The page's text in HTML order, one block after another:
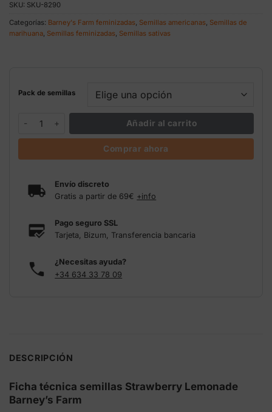
desde
9,75 €
hasta
63,75 €
SKU: SKU-8290
Categorías: Barney's Farm feminizadas, Semillas americanas, Semillas de
marihuana, Semillas feminizadas, Semillas sativas
Pack de semillas
Añadir al carrito
Comprar ahora
Envío discreto
Gratis a partir de 69€ +info
Pago seguro SSL
Tarjeta, Bizum, Transferencia bancaria
¿Necesitas ayuda?
+34 634 33 78 09
DESCRIPCIÓN
Ficha técnica semillas Strawberry Lemonade
Barney’s Farm